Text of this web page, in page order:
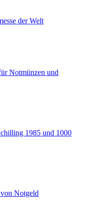
der Welt
Notmünzen und
1985 und 1000
Notgeld